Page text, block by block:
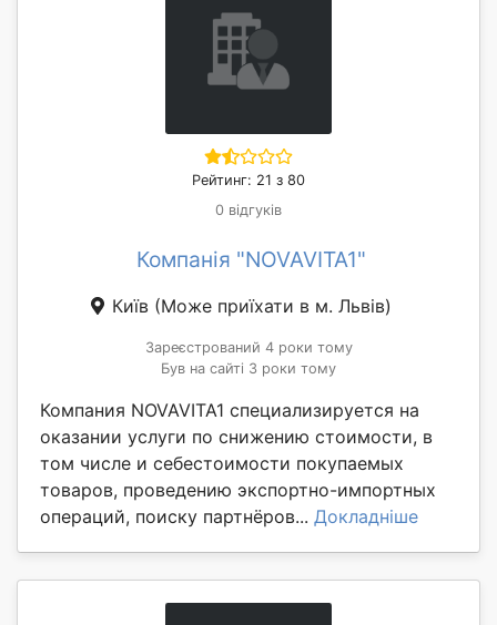
Рейтинг: 21 з 80
0 відгуків
Компанія "NOVAVITA1"
Київ (Може приїхати в м. Львів)
Зареєстрований 4 роки тому
Був на сайті 3 роки тому
Компания NOVAVITA1 специализируется на
оказании услуги по снижению стоимости, в
том числе и себестоимости покупаемых
товаров, проведению экспортно-импортных
операций, поиску партнёров... Докладніше